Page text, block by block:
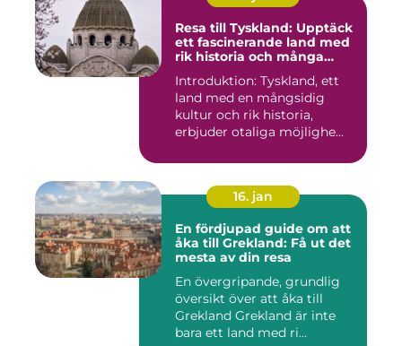
Resa till Tyskland: Upptäck
ett fascinerande land med
rik historia och många
Introduktion: Tyskland, ett
land med en mångsidig
kultur och rik historia,
erbjuder otaliga möjlighe...
16. jan
En fördjupad guide om att
åka till Grekland: Få ut det
mesta av din resa
En övergripande, grundlig
översikt över att åka till
Grekland Grekland är inte
bara ett land med ri...